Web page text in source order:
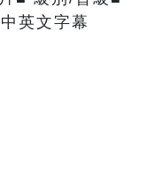
英文字幕